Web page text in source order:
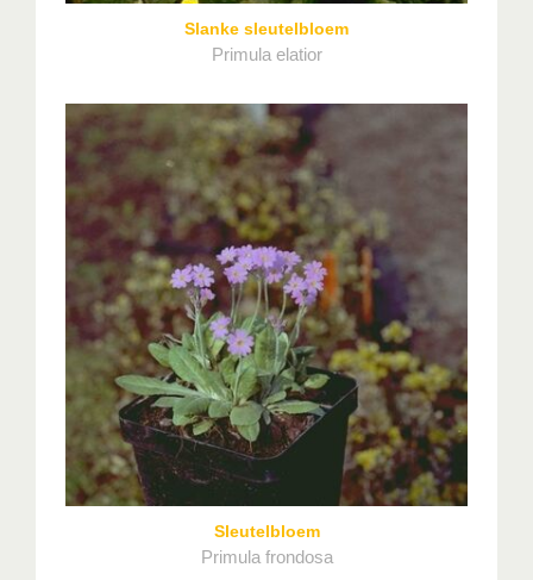
Slanke sleutelbloem
Primula elatior
Sleutelbloem
Primula frondosa